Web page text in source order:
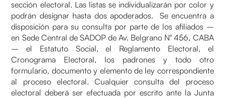
sección electoral. Las listas se individualizarán por color y
podrán designar hasta dos apoderados. Se encuentra a
disposición para su consulta por parte de los afiliados –
en Sede Central de SADOP de Av. Belgrano N° 456, CABA
– el Estatuto Social, el Reglamento Electoral, el
Cronograma Electoral, los padrones y todo otro
formulario, documento y elemento de ley correspondiente
al proceso electoral. Cualquier consulta del proceso
electoral deberá ser efectuada por escrito ante la Junta